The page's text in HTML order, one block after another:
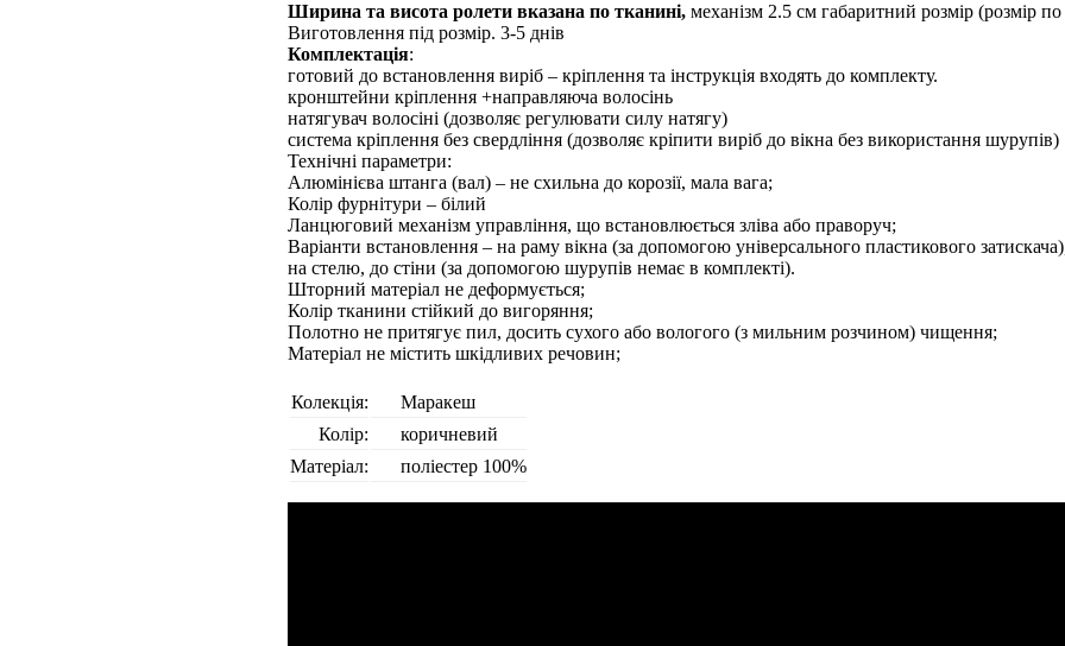
Ширина та висота ролети вказана по тканині, механізм 2.5 см габаритний розмір (розмір
Виготовлення під розмір. 3-5 днiв
Комплектація:
готовий до встановлення виріб – кріплення та інструкція входять до комплекту.
кронштейни кріплення +направляюча волосінь
натягувач волосіні (дозволяє регулювати силу натягу)
система кріплення без свердління (дозволяє кріпити виріб до вікна без використання шурупів)
Технічні параметри:
Алюмінієва штанга (вал) – не схильна до корозії, мала вага;
Колір фурнітури – білий
Ланцюговий механізм управління, що встановлюється зліва або праворуч;
Варіанти встановлення – на раму вікна (за допомогою універсального пластикового
на стелю, до стіни (за допомогою шурупів немає в комплекті).
Шторний матеріал не деформується;
Колір тканини стійкий до вигоряння;
Полотно не притягує пил, досить сухого або вологого (з мильним розчином) чищення;
Матеріал не містить шкідливих речовин;
Колекція:
Маракеш
Колір:
коричневий
Матеріал:
поліестер 100%